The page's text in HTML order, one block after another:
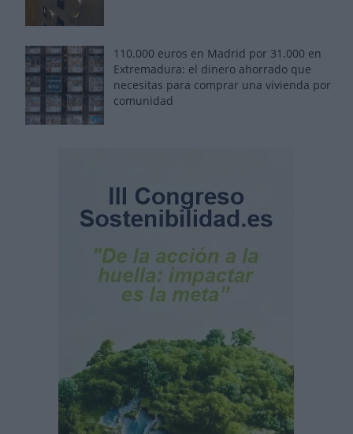
110.000 euros en Madrid por 31.000 en
Extremadura: el dinero ahorrado que
necesitas para comprar una vivienda por
comunidad